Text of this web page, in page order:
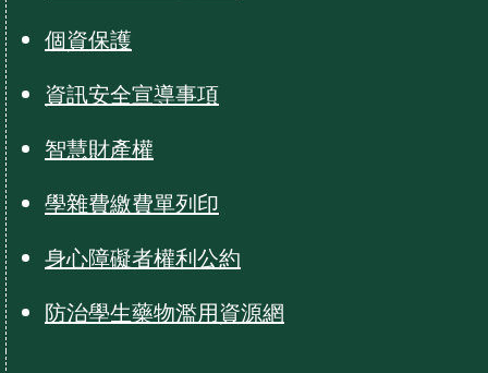
個資保護
資訊安全宣導事項
智慧財產權
學雜費繳費單列印
身心障礙者權利公約
防治學生藥物濫用資源網